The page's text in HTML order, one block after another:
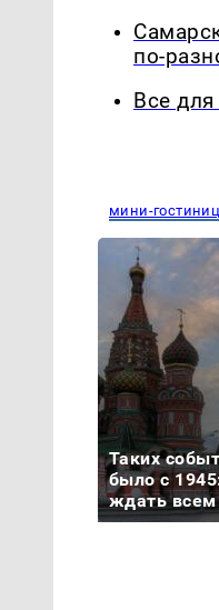
по-
Все
мини-
Таких
было с
ждать